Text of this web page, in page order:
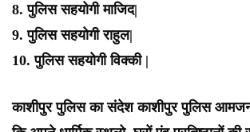
8. पुलिस सहयोगी माजिद|
9. पुलिस सहयोगी राहुल|
10. पुलिस सहयोगी विक्की |
काशीपुर पुलिस का संदेश काशीपुर पुलिस